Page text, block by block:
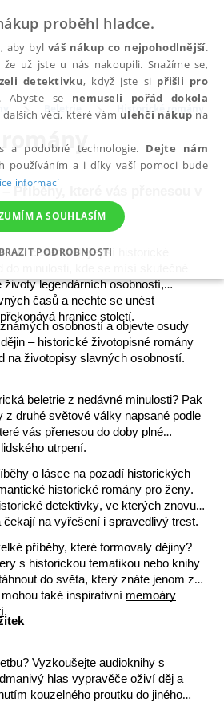
Beletrie Historické romány
– Příběhy, které vás přenesou v
cestu časem!Nejlepší historické
životy legendárních osobností,
časů a nechte se unést
hranice století.
osobností a objevte osudy
– historické životopisné romány
na životopisy slavných osobností.
beletrie z nedávné minulosti? Pak
z druhé světové války napsané podle
vás přenesou do doby plné
utrpení.
o lásce na pozadí historických
historické romány pro ženy.
detektivky, ve kterých znovu
na vyřešení i spravedlivý trest.
příběhy, které formovaly dějiny?
s historickou tematikou nebo knihy
do světa, který znáte jenom z
také inspirativní memoáry
.
Vyzkoušejte audioknihy s
hlas vypravěče oživí děj a
kouzelného proutku do jiného
proběhl hladce.
aby bylváš nákup co nejpohodlnější.
už jste u nás nakoupili. Snažíme se,
detektivku, když jste si přišli pro
. Abyste se nemuseli pořád dokola
věcí, které vám ulehčí nákup na
a podobné technologie. Dejte nám
používáním a i díky vaší pomoci bude
informací
A SOUHLASÍM
PODROBNOSTI
ANALYTICKÉ MARKETINGOVÉ
NEZAŘAZENÉ SOUBORY
Nezařazené soubory
umožňují základní funkce webových
a správa účtu. Webové stránky nelze
/
Vyprší Popis
1 měsíc
Tento soubor
cookie
používá
služba
Cookie-
Script.com k
zapamatování
předvoleb
Je nutné, aby
banner
cookie
Cookie-
Script.com